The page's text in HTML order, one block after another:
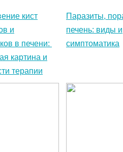
кист
и
в печени:
картина и
терапии
Паразиты,
печень: виды и
симптоматика